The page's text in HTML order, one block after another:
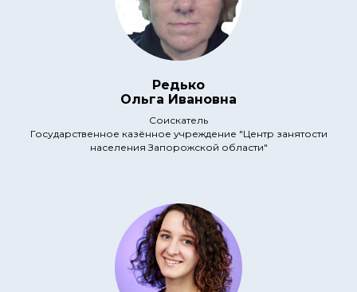
Редько
Ольга Ивановна
Соискатель
Государственное казённое учреждение "Центр занятости
населения Запорожской области"